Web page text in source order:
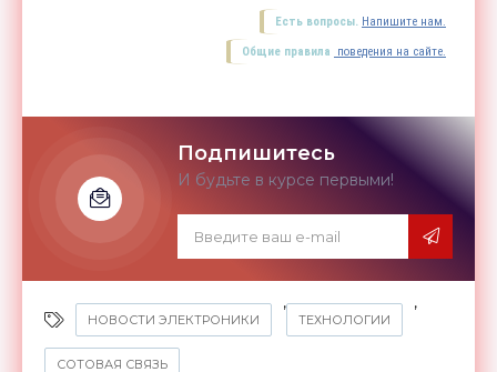
Есть вопросы. Напишите нам.
Общие правила поведения на сайте.
Подпишитесь
И будьте в курсе первыми!
НОВОСТИ ЭЛЕКТРОНИКИ
,
ТЕХНОЛОГИИ
,
СОТОВАЯ СВЯЗЬ